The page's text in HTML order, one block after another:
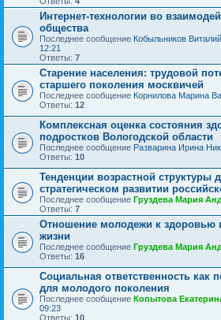
Интернет-технологии во
общества
Последнее сообщение Кобыльников
12:21
Ответы: 7
Старение населения: трудовой
старшего поколения москвичей
Последнее сообщение Корнилова Марина
Ответы: 12
Комплексная оценка состояния
подростков Вологодской области
Последнее сообщение Разварина Ирина
Ответы: 10
Тенденции возрастной структуры
стратегическом развитии
Последнее сообщение Груздева Мария
Ответы: 7
Отношение молодежи к здоровью
жизни
Последнее сообщение Груздева Мария
Ответы: 16
Социальная ответственность как
для молодого поколения
Последнее сообщение Копытова
09:23
Ответы: 10